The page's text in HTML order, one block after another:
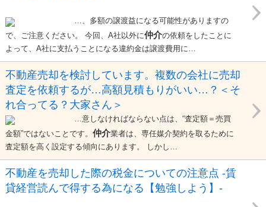
…、多額の譲渡益になる可能性がありますの
で、ご注意ください。 今回、A社以外に仲介の依頼をしたことに
よって、A社に支払うことになる違約金は譲渡費用に…
不動産売却を検討しています。複数の会社に売却
査定を依頼するが…高額見積もりがいい…？＜そ
れ合ってる？大家さん＞
…意しなければならない点は、“査定額＝売買
金額”ではないことです。 仲介業者は、専任媒介契約を取るために
査定額を高く設定する傾向にあります。 しかし…
不動産を売却した際の税金についての注意点 -賃
貸経営読んで得する為になる【勉強しよう】-